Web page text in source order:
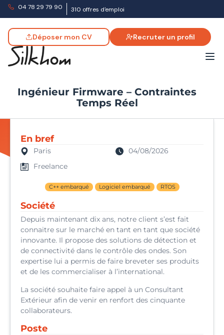
04 78 29 79 90 310 offres d'emploi
Déposer mon CV Recruter un profil
Ingénieur Firmware – Contraintes
Temps Réel
En bref
Paris
Freelance
04/08/2026
C++ embarqué Logiciel embarqué RTOS
Société
Depuis maintenant dix ans, notre client s’est fait
connaitre sur le marché en tant en tant que société
innovante. Il propose des solutions de détection et
de connectivité dans le contrôle des ondes. Son
expertise lui a permis de faire breveter ses produits
et de les commercialiser à l’international.
La société souhaite faire appel à un Consultant
Extérieur afin de venir en renfort des cinquante
collaborateurs.
Poste